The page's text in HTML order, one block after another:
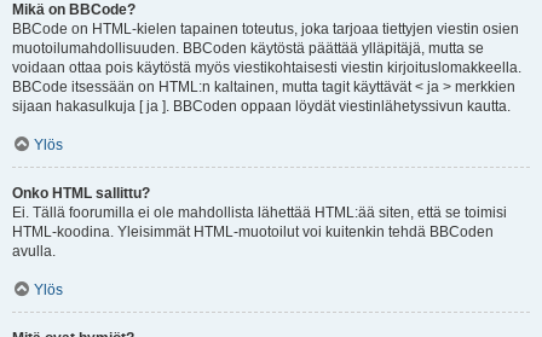
Mikä on BBCode?
BBCode on HTML-kielen tapainen toteutus, joka tarjoaa tiettyjen viestin osien
muotoilumahdollisuuden. BBCoden käytöstä päättää ylläpitäjä, mutta se
voidaan ottaa pois käytöstä myös viestikohtaisesti viestin kirjoituslomakkeella.
BBCode itsessään on HTML:n kaltainen, mutta tagit käyttävät < ja > merkkien
sijaan hakasulkuja [ ja ]. BBCoden oppaan löydät viestinlähetyssivun kautta.
Ylös
Onko HTML sallittu?
Ei. Tällä foorumilla ei ole mahdollista lähettää HTML:ää siten, että se toimisi
HTML-koodina. Yleisimmät HTML-muotoilut voi kuitenkin tehdä BBCoden
avulla.
Ylös